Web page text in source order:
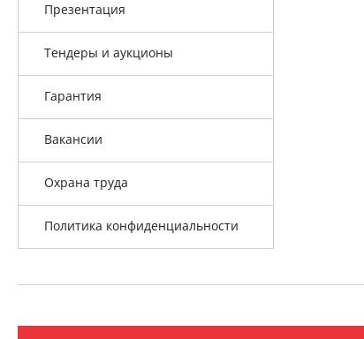
Презентация
Тендеры и аукционы
Гарантия
Вакансии
Охрана труда
Политика конфиденциальности